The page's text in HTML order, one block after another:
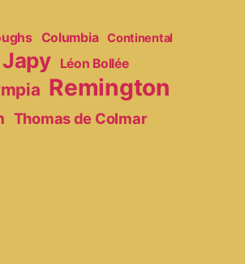
Columbia Continental
Japy
Léon Bollée
Remington
Thomas de Colmar